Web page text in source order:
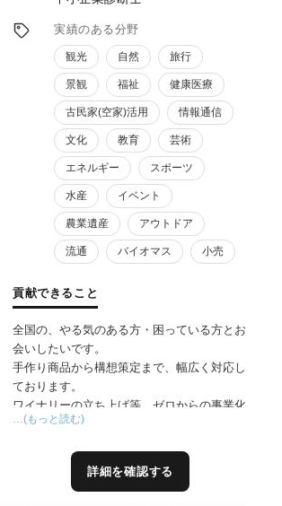
実績のある分野
観光 自然 旅行
景観 福祉 健康医療
古民家(空家)活用 情報通信
文化 教育 芸術
エネルギー スポーツ
水産 イベント
農業遺産 アウトドア
流通 バイオマス 小売
貢献できること
全国の、やる気のある方・困っている方とお
会いしたいです。
手作り商品から構想策定まで、幅広く対応し
ております。
ワイナリーの立ち上げ等、ゼロからの事業化
経験がありますので、地域資源の活用・連携
地域の想い、民間の利益、行政の使命——地
域の三者の異なる立場を丁寧に汲み取り、自
…(もっと読む)
詳細を確認する